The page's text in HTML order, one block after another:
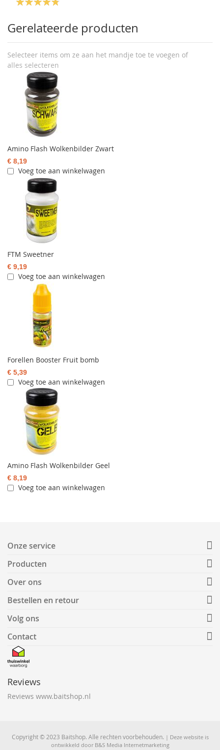
Gerelateerde producten
Selecteer items om ze aan het mandje toe te voegen of
alles selecteren
Amino Flash Wolkenbilder Zwart
€ 8,19
Voeg toe aan winkelwagen
FTM Sweetner
€ 9,19
Voeg toe aan winkelwagen
Forellen Booster Fruit bomb
€ 5,39
Voeg toe aan winkelwagen
Amino Flash Wolkenbilder Geel
€ 8,19
Voeg toe aan winkelwagen
Onze service
Producten
Over ons
Bestellen en retour
Volg ons
Contact
Reviews
Reviews www.baitshop.nl
Copyright © 2023 Baitshop. Alle rechten voorbehouden. | Deze website is
ontwikkeld door B&S Media Internetmarketing